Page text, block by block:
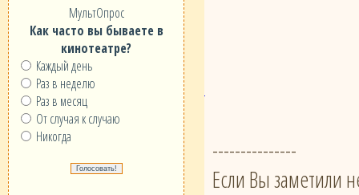
МультОпрос
Как часто вы бываете в
кинотеатре?
Каждый день
Раз в неделю
Раз в месяц
От случая к случаю
Никогда
---------------
Если Вы заметили